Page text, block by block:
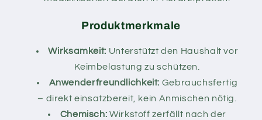
Produktmerkmale
Wirksamkeit: Unterstützt den Haushalt vor
Keimbelastung zu schützen.
Anwenderfreundlichkeit: Gebrauchsfertig
– direkt einsatzbereit, kein Anmischen nötig.
Chemisch: Wirkstoff zerfällt nach der